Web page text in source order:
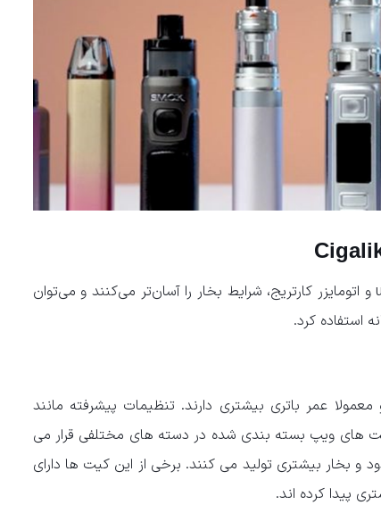
سیگارهای الکترونیکی با باتری قابل شارژ، کابل usb و اتومایزر کارتریج، شرایط بخار را آسان‌تر می‌کنند و می‌توان
استفاده کرد.
عمر باتری بیشتری دارند. تنظیمات پیشرفته مانند
های ویپ بسته بندی شده در دسته های مختلفی قرار می
و بخار بیشتری تولید می کنند. برخی از این کیت ها دارای
پیدا کرده اند.